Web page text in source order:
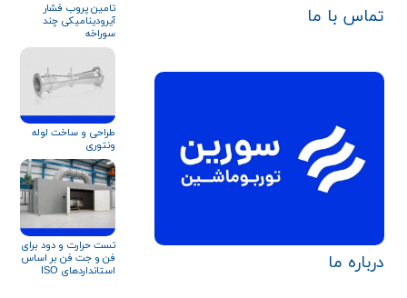
تماس با ما
درباره‌ ما
تامین پروب فشار
آیرودینامیکی چند
سوراخه
طراحی و ساخت لوله
ونتوری
تست حرارت و دود برای
فن و جت‌‌ فن‌ بر اساس
استانداردهای ISO